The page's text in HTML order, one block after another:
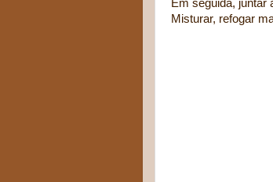
Em seguida, juntar
Misturar, refogar